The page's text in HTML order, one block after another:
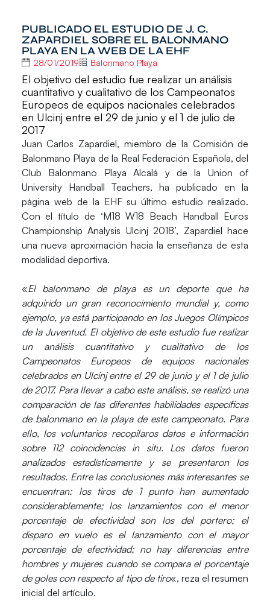
PUBLICADO EL ESTUDIO DE J. C.
ZAPARDIEL SOBRE EL BALONMANO
PLAYA EN LA WEB DE LA EHF
28/01/2019 Balonmano Playa
El objetivo del estudio fue realizar un análisis
cuantitativo y cualitativo de los Campeonatos
Europeos de equipos nacionales celebrados
en Ulcinj entre el 29 de junio y el 1 de julio de
2017
Juan Carlos Zapardiel, miembro de la Comisión de
Balonmano Playa de la Real Federación Española, del
Club Balonmano Playa Alcalá y de la Union of
University Handball Teachers, ha publicado en la
página web de la EHF su último estudio realizado.
Con el título de ‘M18 W18 Beach Handball Euros
Championship Analysis Ulcinj 2018’, Zapardiel hace
una nueva aproximación hacia la enseñanza de esta
modalidad deportiva.
«El balonmano de playa es un deporte que ha
adquirido un gran reconocimiento mundial y, como
ejemplo, ya está participando en los Juegos Olímpicos
de la Juventud. El objetivo de este estudio fue realizar
un análisis cuantitativo y cualitativo de los
Campeonatos Europeos de equipos nacionales
celebrados en Ulcinj entre el 29 de junio y el 1 de julio
de 2017. Para llevar a cabo este análisis, se realizó una
comparación de las diferentes habilidades específicas
de balonmano en la playa de este campeonato. Para
ello, los voluntarios recopilaros datos e información
sobre 112 coincidencias in situ. Los datos fueron
analizados estadísticamente y se presentaron los
resultados. Entre las conclusiones más interesantes se
encuentran: los tiros de 1 punto han aumentado
considerablemente; los lanzamientos con el menor
porcentaje de efectividad son los del portero; el
disparo en vuelo es el lanzamiento con el mayor
porcentaje de efectividad; no hay diferencias entre
hombres y mujeres cuando se compara el porcentaje
de goles con respecto al tipo de tiro«, reza el resumen
inicial del artículo.